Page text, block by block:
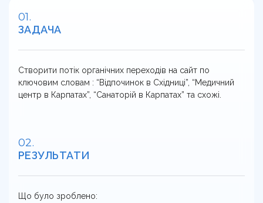
ЗАДАЧА
Створити потік органічних переходів на сайт по
ключовим словам : “Відпочинок в Східниці”, “Медичний
центр в Карпатах”, “Санаторій в Карпатах” та схожі.
РЕЗУЛЬТАТИ
Що було зроблено: